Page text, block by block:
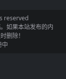
reserved
如果本站发布的内
删除！
中